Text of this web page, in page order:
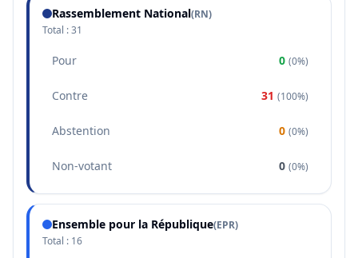
Rassemblement National(RN)
Total :31
Pour 0 (0%)
Contre 31 (100%)
Abstention 0 (0%)
Non-votant 0 (0%)
Ensemble pour la République(EPR)
Total : 16